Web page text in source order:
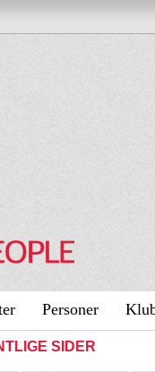
Personer
SIDER